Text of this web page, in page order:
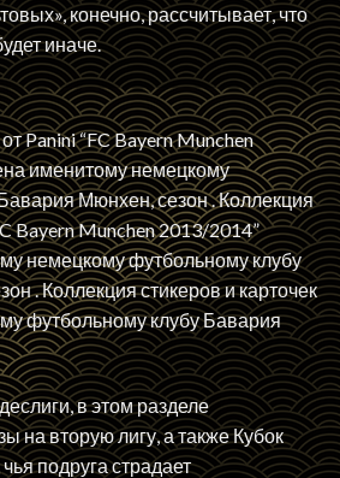
конечно, рассчитывает, что
иначе.
Panini “FC Bayern Munchen
именитому немецкому
Мюнхен, сезон . Коллекция
Bayern Munchen 2013/2014”
немецкому футбольному клубу
. Коллекция стикеров и карточек
футбольному клубу Бавария
в этом разделе
на вторую лигу, а также Кубок
подруга страдает